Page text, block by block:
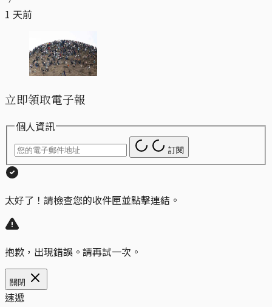
1 天前
立即領取電子報
個人資訊
訂閱
太好了！請檢查您的收件匣並點擊連結。
抱歉，出現錯誤。請再試一次。
關閉
速遞